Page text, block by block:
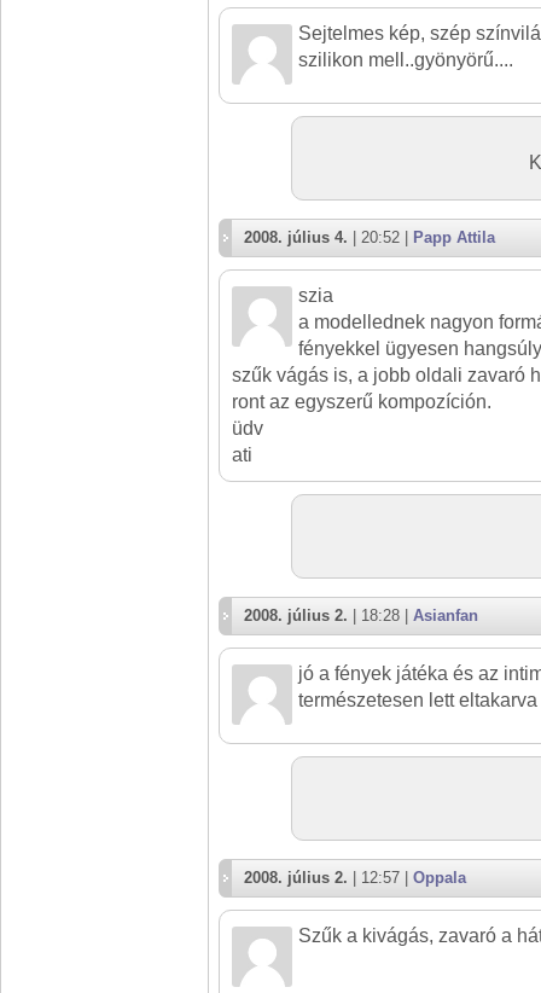
Sejtelmes kép, szép
szilikon mell..gyönyörű....
2008. július 4. | 20:52 | Papp Attila
szia
a modellednek nagyon
fényekkel ügyesen
szűk vágás is, a jobb oldali zavaró
ront az egyszerű kompozíción.
üdv
ati
2008. július 2. | 18:28 | Asianfan
jó a fények játéka és az
természetesen lett eltakarva
2008. július 2. | 12:57 | Oppala
Szűk a kivágás, zavaró a